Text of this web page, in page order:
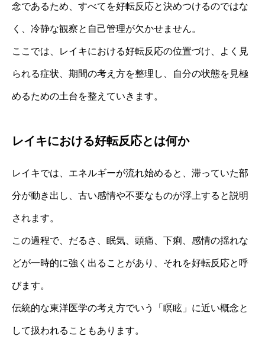
念であるため、すべてを好転反応と決めつけるのではな
く、冷静な観察と自己管理が欠かせません。
ここでは、レイキにおける好転反応の位置づけ、よく見
られる症状、期間の考え方を整理し、自分の状態を見極
めるための土台を整えていきます。
レイキにおける好転反応とは何か
レイキでは、エネルギーが流れ始めると、滞っていた部
分が動き出し、古い感情や不要なものが浮上すると説明
されます。
この過程で、だるさ、眠気、頭痛、下痢、感情の揺れな
どが一時的に強く出ることがあり、それを好転反応と呼
びます。
伝統的な東洋医学の考え方でいう「瞑眩」に近い概念と
して扱われることもあります。